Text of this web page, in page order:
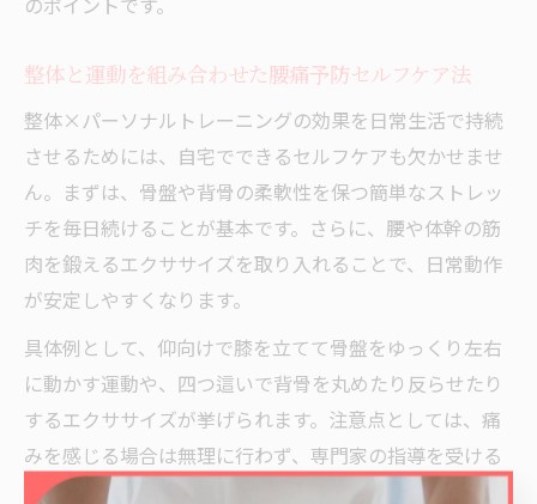
整体と運動を組み合わせた腰痛予防セルフケア法
整体×パーソナルトレーニングの効果を日常生活で持続
させるためには、自宅でできるセルフケアも欠かせませ
ん。まずは、骨盤や背骨の柔軟性を保つ簡単なストレッ
チを毎日続けることが基本です。さらに、腰や体幹の筋
肉を鍛えるエクササイズを取り入れることで、日常動作
が安定しやすくなります。
具体例として、仰向けで膝を立てて骨盤をゆっくり左右
に動かす運動や、四つ這いで背骨を丸めたり反らせたり
するエクササイズが挙げられます。注意点としては、痛
みを感じる場合は無理に行わず、専門家の指導を受ける
ことが大切です。育児や家事の合間にできる短時間のケ